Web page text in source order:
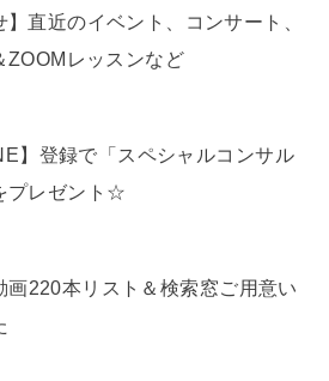
】直近のイベント、コンサート、
ZOOMレッスンなど
】登録で「スペシャルコンサル
プレゼント☆
画220本リスト＆検索窓ご用意い